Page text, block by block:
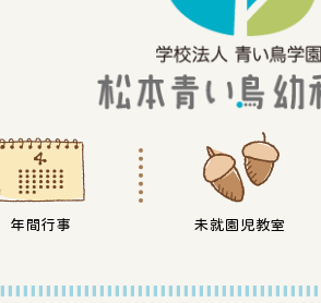
年間行事 未就園児教室